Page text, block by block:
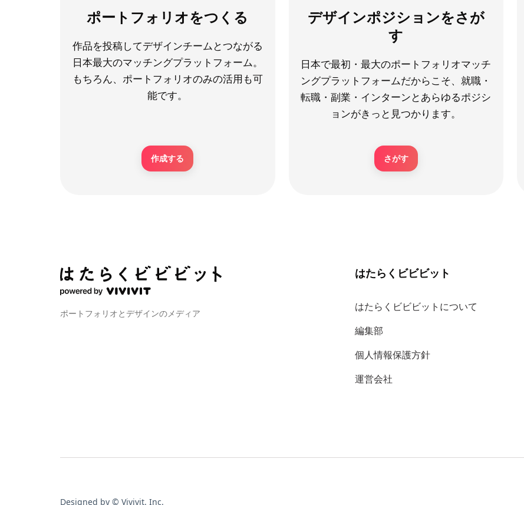
ポートフォリオをつくる
作品を投稿してデザインチームとつながる
日本最大のマッチングプラットフォーム。
もちろん、ポートフォリオのみの活用も可
能です。
作成する
デザインポジションをさが
す
日本で最初・最大のポートフォリオマッチ
ングプラットフォームだからこそ、就職・
転職・副業・インターンとあらゆるポジシ
ョンがきっと見つかります。
さがす
ポートフォリオとデザインのメディア
はたらくビビビット
はたらくビビビットについて
編集部
個人情報保護方針
運営会社
Designed by © Vivivit. Inc.